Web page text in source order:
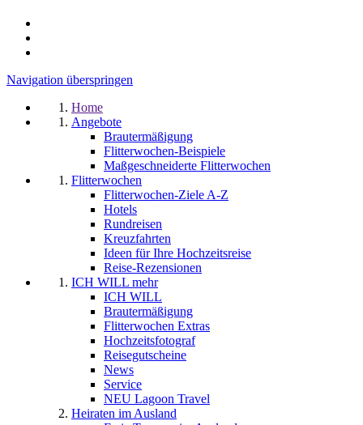
Navigation überspringen
Home
Angebote
Brautermäßigung
Flitterwochen-Beispiele
Maßgeschneiderte Flitterwochen
Flitterwochen
Flitterwochen-Ziele A-Z
Hotels
Rundreisen
Kreuzfahrten
Ideen für Ihre Hochzeitsreise
Reise-Rezensionen
ICH WILL mehr
ICH WILL
Brautermäßigung
Flitterwochen Extras
Hochzeitsfotograf
Reisegutscheine
News
Service
NEU Lagoon Travel
Heiraten im Ausland